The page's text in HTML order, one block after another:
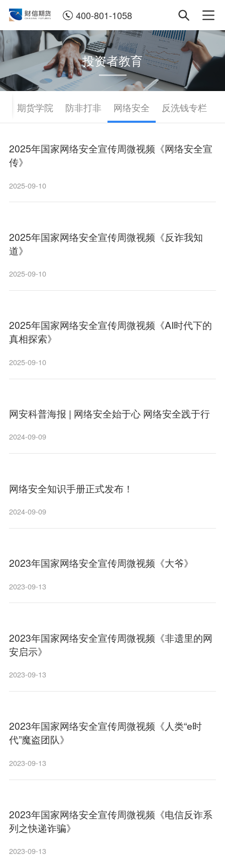
400-801-1058
投资者教育
期货学院 防非打非 网络安全 反洗钱专栏
2025年国家网络安全宣传周微视频《网络安全宣
传》
2025-09-10
2025年国家网络安全宣传周微视频《反诈我知
道》
2025-09-10
2025年国家网络安全宣传周微视频《AI时代下的
真相探索》
2025-09-10
网安科普海报 | 网络安全始于心 网络安全践于行
2024-09-09
网络安全知识手册正式发布！
2024-09-09
2023年国家网络安全宣传周微视频《大爷》
2023-09-13
2023年国家网络安全宣传周微视频《非遗里的网
安启示》
2023-09-13
2023年国家网络安全宣传周微视频《人类“e时
代”魔盗团队》
2023-09-13
2023年国家网络安全宣传周微视频《电信反诈系
列之快递诈骗》
2023-09-13